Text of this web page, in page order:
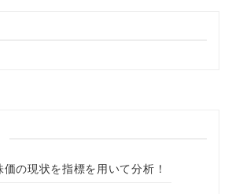
価の現状を指標を用いて分析！